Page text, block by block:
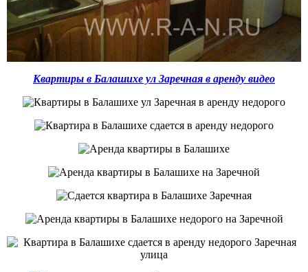
Квартиры в Балашихе ул Заречная в аренду видео